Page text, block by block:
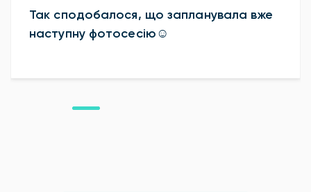
Так сподобалося, що запланувала вже
наступну фотосесію☺️